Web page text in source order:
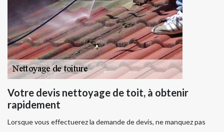
Votre devis nettoyage de toit, à obtenir
rapidement
Lorsque vous effectuerez la demande de devis, ne manquez pas